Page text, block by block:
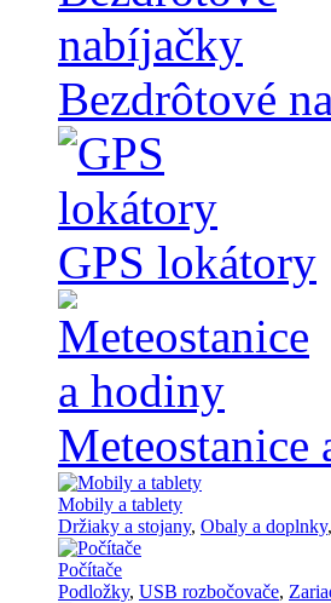
Bezdrôtové
GPS lokátory
Meteostanice
Mobily a tablety
Držiaky a stojany, Obaly a doplnky,
Počítače
Podložky, USB rozbočovače,